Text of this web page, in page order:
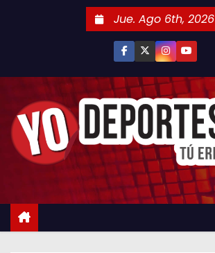
n
Jue. Ago 6th, 2026